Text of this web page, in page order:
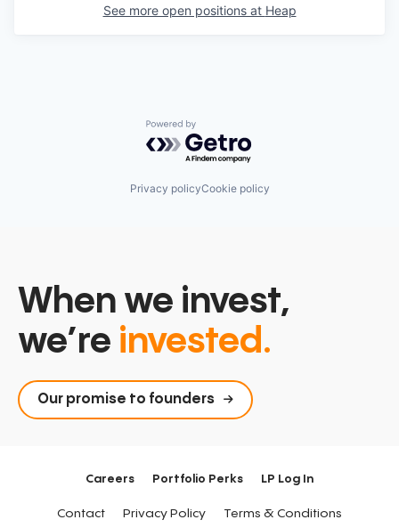
See more open positions at Heap
Powered by Getro.com
Privacy policyCookie policy
When we invest,
we’re invested.
Our promise to founders
Careers Portfolio Perks LP Log In
Contact Privacy Policy Terms & Conditions